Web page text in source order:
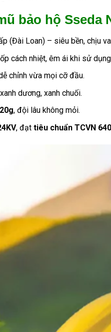
bảo hộ Sseda
(Đài Loan) – siêu bền, chịu
cách nhiệt, êm ái khi sử
chỉnh vừa mọi cỡ đầu.
dương, xanh chuối.
, đội lâu không mỏi.
, đạttiêu chuẩn TCVN